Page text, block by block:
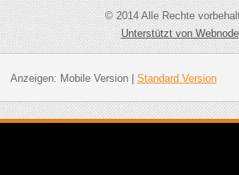
© 2014 Alle Rechte
Unterstützt von Webnode
Anzeigen: Mobile Version| Standard Version